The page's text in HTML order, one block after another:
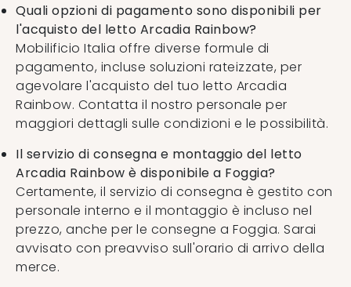
Quali opzioni di pagamento sono disponibili per
l'acquisto del letto Arcadia Rainbow?
Mobilificio Italia offre diverse formule di
pagamento, incluse soluzioni rateizzate, per
agevolare l'acquisto del tuo letto Arcadia
Rainbow. Contatta il nostro personale per
maggiori dettagli sulle condizioni e le possibilità.
Il servizio di consegna e montaggio del letto
Arcadia Rainbow è disponibile a Foggia?
Certamente, il servizio di consegna è gestito con
personale interno e il montaggio è incluso nel
prezzo, anche per le consegne a Foggia. Sarai
avvisato con preavviso sull'orario di arrivo della
merce.